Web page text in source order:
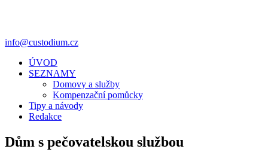
info@custodium.cz
ÚVOD
SEZNAMY
Domovy a služby
Kompenzační pomůcky
Tipy a návody
Redakce
Dům s pečovatelskou službou